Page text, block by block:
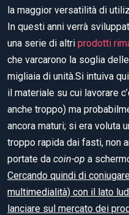
la maggior versatilità di
In questi anni verrà
una serie di altri prodotti
che varcarono la soglia
migliaia di unità.Si intuiva
il materiale su cui lavorare
anche troppo) ma
ancora maturi; si era voluta
troppo rapida dai fasti, non
portate da coin-op a
Cercando quindi di
multimedialità) con il lato
lanciare sul mercato dei